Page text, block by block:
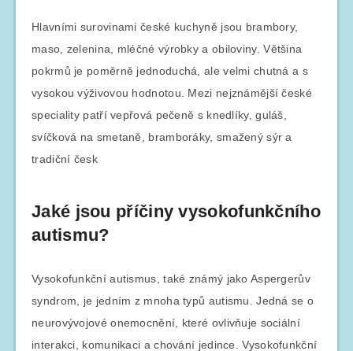
Hlavními surovinami české kuchyně jsou brambory,
maso, zelenina, mléčné výrobky a obiloviny. Většina
pokrmů je poměrně jednoduchá, ale velmi chutná a s
vysokou výživovou hodnotou. Mezi nejznámější české
speciality patří vepřová pečeně s knedlíky, guláš,
svíčková na smetaně, bramboráky, smažený sýr a
tradiční česk
Jaké jsou příčiny vysokofunkčního
autismu?
Vysokofunkční autismus, také známý jako Aspergerův
syndrom, je jedním z mnoha typů autismu. Jedná se o
neurovývojové onemocnění, které ovlivňuje sociální
interakci, komunikaci a chování jedince. Vysokofunkční